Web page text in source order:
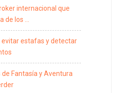
internacional que
de los …
evitar estafas y detectar
de Fantasía y Aventura